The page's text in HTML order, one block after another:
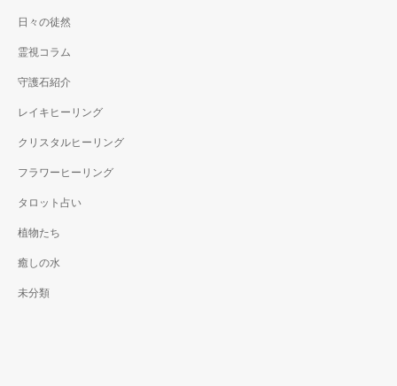
日々の徒然
霊視コラム
守護石紹介
レイキヒーリング
クリスタルヒーリング
フラワーヒーリング
タロット占い
植物たち
癒しの水
未分類